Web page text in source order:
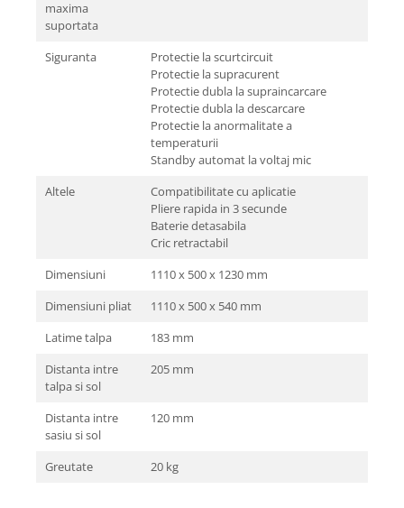
maxima
suportata
Siguranta
Protectie la scurtcircuit
Protectie la supracurent
Protectie dubla la supraincarcare
Protectie dubla la descarcare
Protectie la anormalitate a
temperaturii
Standby automat la voltaj mic
Altele
Compatibilitate cu aplicatie
Pliere rapida in 3 secunde
Baterie detasabila
Cric retractabil
Dimensiuni
1110 x 500 x 1230 mm
Dimensiuni pliat
1110 x 500 x 540 mm
Latime talpa
183 mm
Distanta intre
talpa si sol
205 mm
Distanta intre
sasiu si sol
120 mm
Greutate 20 kg